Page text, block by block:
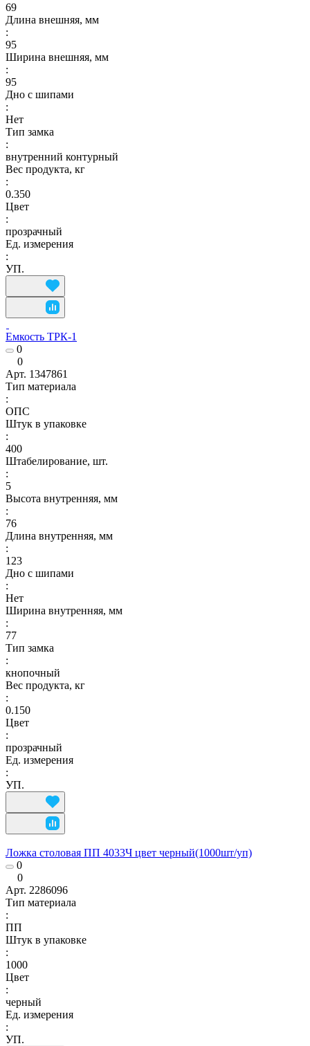
69
Длина внешняя, мм
:
95
Ширина внешняя, мм
:
95
Дно с шипами
:
Нет
Тип замка
:
внутренний контурный
Вес продукта, кг
:
0.350
Цвет
:
прозрачный
Ед. измерения
:
УП.
Емкость ТРК-1
0
0
Арт. 1347861
Тип материала
:
ОПС
Штук в упаковке
:
400
Штабелирование, шт.
:
5
Высота внутренняя, мм
:
76
Длина внутренняя, мм
:
123
Дно с шипами
:
Нет
Ширина внутренняя, мм
:
77
Тип замка
:
кнопочный
Вес продукта, кг
:
0.150
Цвет
:
прозрачный
Ед. измерения
:
УП.
Ложка столовая ПП 4033Ч цвет черный(1000шт/уп)
0
0
Арт. 2286096
Тип материала
:
ПП
Штук в упаковке
:
1000
Цвет
:
черный
Ед. измерения
:
УП.